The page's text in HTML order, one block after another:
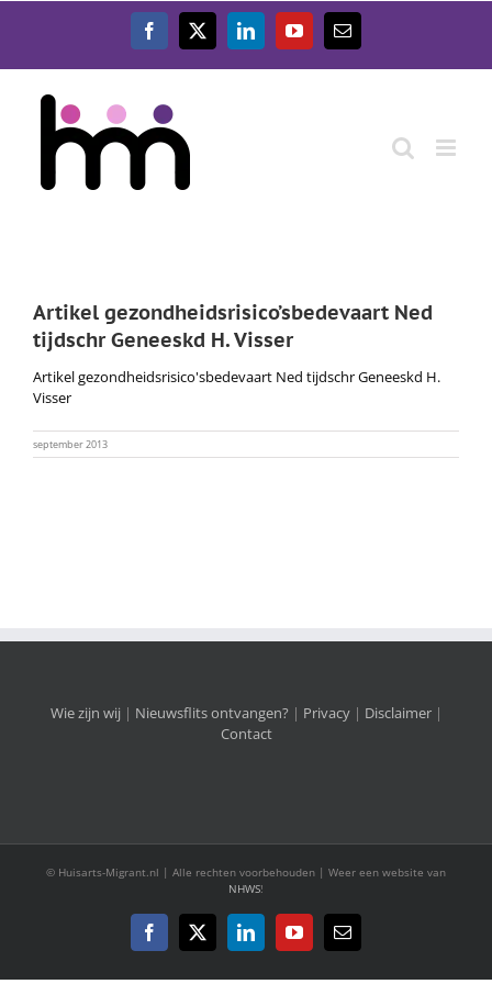
Facebook
X LinkedInYouTube
E-
mail
Artikel gezondheidsrisico’sbedevaart Ned
tijdschr Geneeskd H. Visser
Artikel gezondheidsrisico'sbedevaart Ned tijdschr Geneeskd H.
Visser
september 2013
Wie zijn wij | Nieuwsflits ontvangen? | Privacy| Disclaimer|
Contact
© Huisarts-Migrant.nl | Alle rechten voorbehouden | Weer een website van
NHWS!
Facebook
X LinkedInYouTube
E-
mail